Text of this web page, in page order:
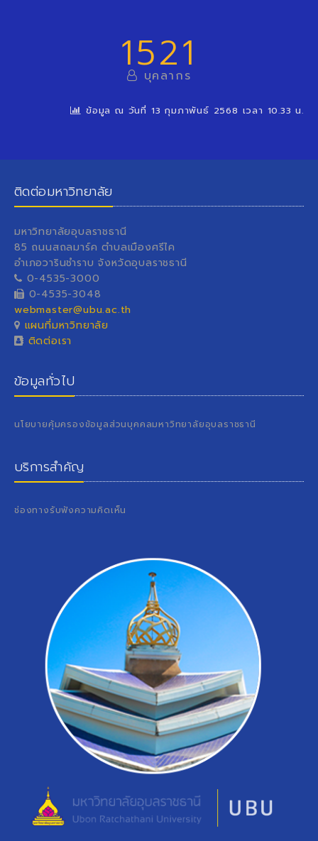
1521
บุคลากร
ข้อมูล ณ วันที่ 13 กุมภาพันธ์ 2568 เวลา 10.33 น.
ติดต่อมหาวิทยาลัย
มหาวิทยาลัยอุบลราชธานี
85 ถนนสถลมาร์ค ตำบลเมืองศรีไค
อำเภอวารินชำราบ จังหวัดอุบลราชธานี
0-4535-3000
0-4535-3048
webmaster@ubu.ac.th
แผนที่มหาวิทยาลัย
ติดต่อเรา
ข้อมูลทั่วไป
นโยบายคุ้มครองข้อมูลส่วนบุคคลมหาวิทยาลัยอุบลราชธานี
บริการสำคัญ
ช่องทางรับฟังความคิดเห็น